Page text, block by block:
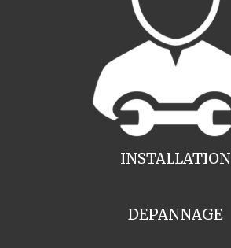
INSTALLATION
DEPANNAGE